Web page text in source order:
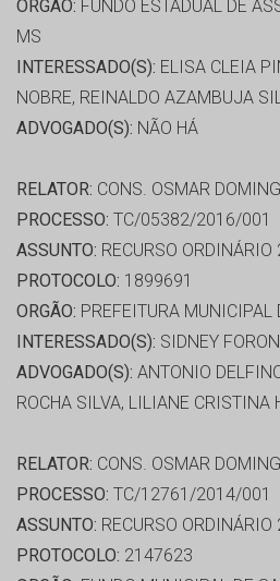
ORGÃO: FUNDO ESTADUAL DE
MS
INTERESSADO(S): ELISA CLEIA
NOBRE, REINALDO AZAMBUJA
ADVOGADO(S): NÃO HÁ
RELATOR: CONS. OSMAR
PROCESSO: TC/05382/2016/001
ASSUNTO: RECURSO ORDINÁRIO
PROTOCOLO: 1899691
ORGÃO: PREFEITURA MUNICIPAL
INTERESSADO(S): SIDNEY FORONI
ADVOGADO(S): ANTONIO
ROCHA SILVA, LILIANE CRISTINA
RELATOR: CONS. OSMAR
PROCESSO: TC/12761/2014/001
ASSUNTO: RECURSO
PROTOCOLO: 2147623